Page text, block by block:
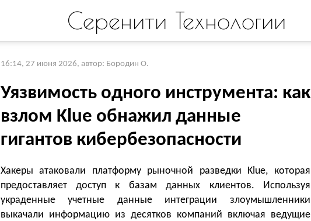
Серенити Технологии
16:14, 27 июня 2026, автор: Бородин О.
Уязвимость одного инструмента: как
взлом Klue обнажил данные
гигантов кибербезопасности
Хакеры атаковали платформу рыночной разведки Klue, которая
предоставляет доступ к базам данных клиентов. Используя
украденные учетные данные интеграции злоумышленники
выкачали информацию из десятков компаний включая ведущие